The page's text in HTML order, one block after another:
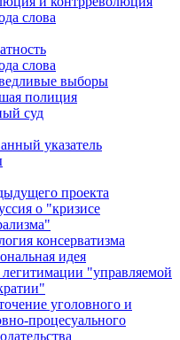
слова
слова
выборы
полиция
суд
указатель
проекта
о "кризисе
консерватизма
идея
"управляемой
уголовного и
процесуального